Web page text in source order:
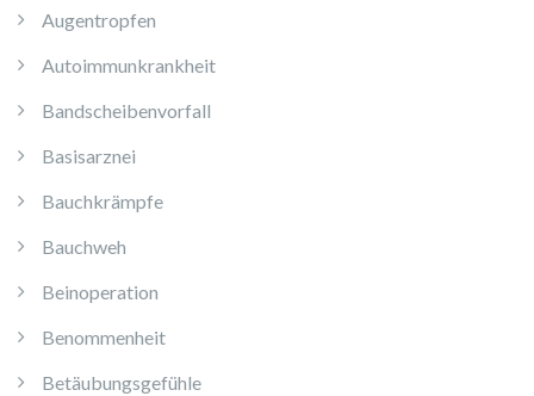
Augentropfen
Autoimmunkrankheit
Bandscheibenvorfall
Basisarznei
Bauchkrämpfe
Bauchweh
Beinoperation
Benommenheit
Betäubungsgefühle